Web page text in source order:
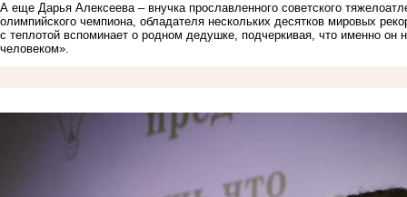
А еще Дарья Алексеева – внучка прославленного советского
олимпийского чемпиона, обладателя нескольких десятков мировых
с теплотой вспоминает о родном дедушке, подчеркивая, что именно он
человеком».